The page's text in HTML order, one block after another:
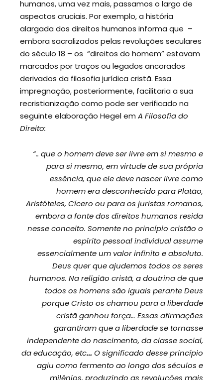
humanos, uma vez mais, passamos o largo de
aspectos cruciais. Por exemplo, a história
alargada dos direitos humanos informa que –
embora sacralizados pelas revoluções seculares
do século 18 – os “direitos do homem” estavam
marcados por traços ou legados ancorados
derivados da filosofia jurídica cristã. Essa
impregnação, posteriormente, facilitaria a sua
recristianização como pode ser verificado na
seguinte elaboração Hegel em A Filosofia do
Direito:
“.. que o homem deve ser livre em si mesmo e
para si mesmo, em virtude de sua própria
essência, que ele deve nascer livre como
homem era desconhecido para Platão,
Aristóteles, Cícero ou para os juristas romanos,
embora a fonte dos direitos humanos resida
nesse conceito. Somente no princípio cristão o
espírito pessoal individual assume
essencialmente um valor infinito e absoluto.
Deus quer que ajudemos todos os seres
humanos. Na religião cristã, a doutrina de que
todos os homens são iguais perante Deus
porque Cristo os chamou para a liberdade
cristã ganhou força… Essas afirmações
garantiram que a liberdade se tornasse
independente do nascimento, da classe social,
da educação, etc…O significado desse princípio
agiu como fermento ao longo dos séculos e
milênios, produzindo as revoluções mais